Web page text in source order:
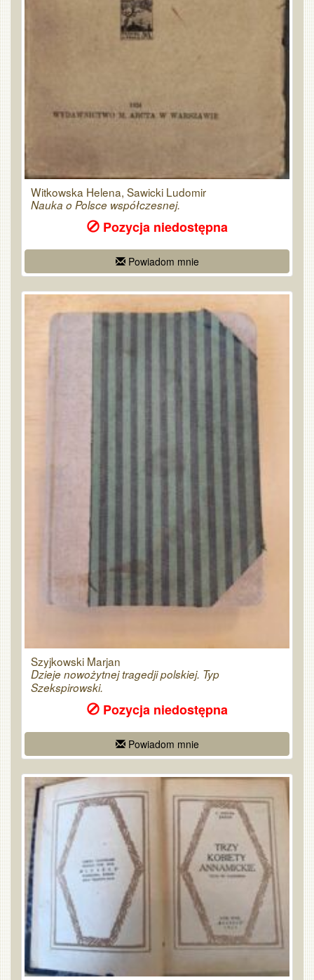
Witkowska Helena, Sawicki Ludomir
Nauka o Polsce współczesnej.
Pozycja niedostępna
Powiadom mnie
Szyjkowski Marjan
Dzieje nowożytnej tragedji polskiej. Typ
Szekspirowski.
Pozycja niedostępna
Powiadom mnie